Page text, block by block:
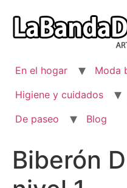
contenido
En el hogar Moda
Higiene y cuidados
De paseo
Blog
Biberón